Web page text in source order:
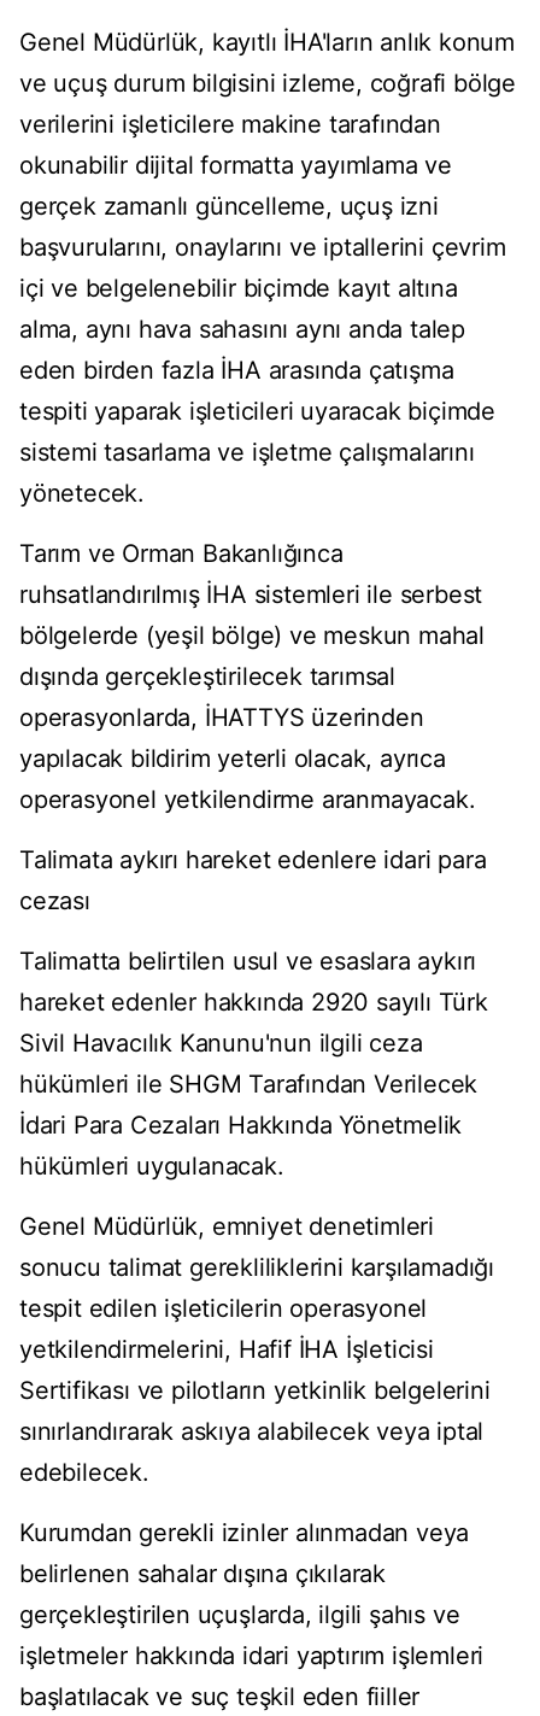
Genel Müdürlük, kayıtlı İHA'ların anlık konum
ve uçuş durum bilgisini izleme, coğrafi bölge
verilerini işleticilere makine tarafından
okunabilir dijital formatta yayımlama ve
gerçek zamanlı güncelleme, uçuş izni
başvurularını, onaylarını ve iptallerini çevrim
içi ve belgelenebilir biçimde kayıt altına
alma, aynı hava sahasını aynı anda talep
eden birden fazla İHA arasında çatışma
tespiti yaparak işleticileri uyaracak biçimde
sistemi tasarlama ve işletme çalışmalarını
yönetecek.
Tarım ve Orman Bakanlığınca
ruhsatlandırılmış İHA sistemleri ile serbest
bölgelerde (yeşil bölge) ve meskun mahal
dışında gerçekleştirilecek tarımsal
operasyonlarda, İHATTYS üzerinden
yapılacak bildirim yeterli olacak, ayrıca
operasyonel yetkilendirme aranmayacak.
Talimata aykırı hareket edenlere idari para
cezası
Talimatta belirtilen usul ve esaslara aykırı
hareket edenler hakkında 2920 sayılı Türk
Sivil Havacılık Kanunu'nun ilgili ceza
hükümleri ile SHGM Tarafından Verilecek
İdari Para Cezaları Hakkında Yönetmelik
hükümleri uygulanacak.
Genel Müdürlük, emniyet denetimleri
sonucu talimat gerekliliklerini karşılamadığı
tespit edilen işleticilerin operasyonel
yetkilendirmelerini, Hafif İHA İşleticisi
Sertifikası ve pilotların yetkinlik belgelerini
sınırlandırarak askıya alabilecek veya iptal
edebilecek.
Kurumdan gerekli izinler alınmadan veya
belirlenen sahalar dışına çıkılarak
gerçekleştirilen uçuşlarda, ilgili şahıs ve
işletmeler hakkında idari yaptırım işlemleri
başlatılacak ve suç teşkil eden fiiller